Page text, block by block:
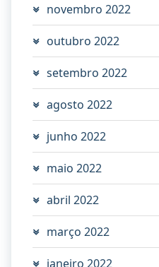
novembro 2022
outubro 2022
setembro 2022
agosto 2022
junho 2022
maio 2022
abril 2022
março 2022
janeiro 2022